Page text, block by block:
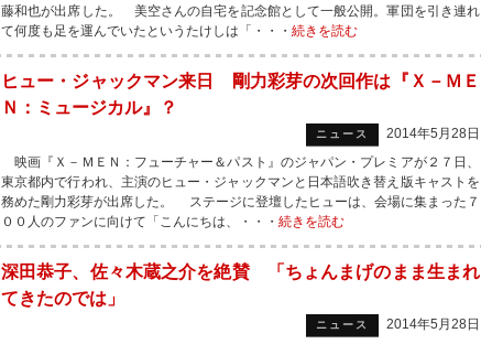
藤和也が出席した。 美空さんの自宅を記念館として一般公開。軍団を引き連れ
て何度も足を運んでいたというたけしは「・・・ 続きを読む
ヒュー・ジャックマン来日 剛力彩芽の次回作は『Ｘ－ＭＥ
Ｎ：ミュージカル』？
ニュース
2014年5月28日
映画『Ｘ－ＭＥＮ：フューチャー＆パスト』のジャパン・プレミアが２７日、
東京都内で行われ、主演のヒュー・ジャックマンと日本語吹き替え版キャストを
務めた剛力彩芽が出席した。 ステージに登壇したヒューは、会場に集まった７
００人のファンに向けて「こんにちは、・・・ 続きを読む
深田恭子、佐々木蔵之介を絶賛 「ちょんまげのまま生まれ
てきたのでは」
ニュース
2014年5月28日